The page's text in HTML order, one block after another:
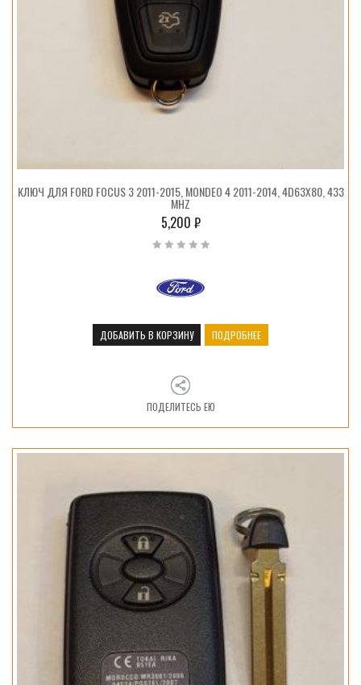
КЛЮЧ ДЛЯ FORD FOCUS 3 2011-2015, MONDEO 4 2011-2014, 4D63X80, 433
MHZ
5,200 ₽
ДОБАВИТЬ В КОРЗИНУ ПОДРОБНЕЕ
ПОДЕЛИТЕСЬ ЕЮ